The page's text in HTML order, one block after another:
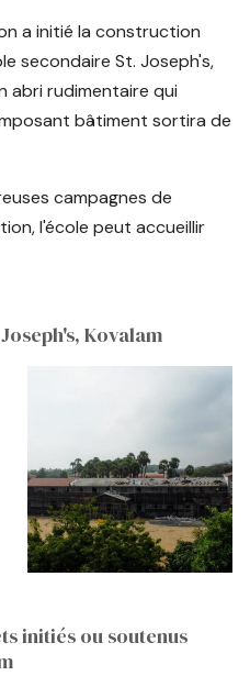
a initié la construction
secondaire St. Joseph's,
abri rudimentaire qui
bâtiment sortira de
campagnes de
l'école peut accueillir
Kovalam
initiés ou soutenus